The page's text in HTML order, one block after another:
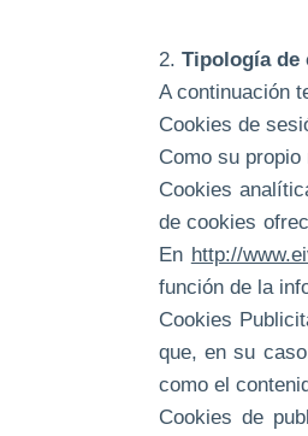
2. Tipología de
A continuación
Cookies de
Como su
Cookies
de cookies
En http://
función de la
Cookies
que, en su
como el
Cookies de